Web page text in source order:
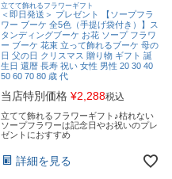
立てて飾れるフラワーギフト
＜即日発送＞ プレゼント 【ソープフラ
ワー ブーケ 全5色（手提げ袋付き）】ス
タンディングブーケ お花 ソープ フラワ
ー ブーケ 花束 立って飾れるブーケ 母の
日 父の日 クリスマス 贈り物 ギフト 誕
生日 還暦 長寿 祝い 女性 男性 20 30 40
50 60 70 80 歳 代
当店特別価格 ¥2,288税込
立てて飾れるフラワーギフト♪枯れない
ソープフラワーは記念日やお祝いのプレ
ゼントにおすすめ
詳細を見る